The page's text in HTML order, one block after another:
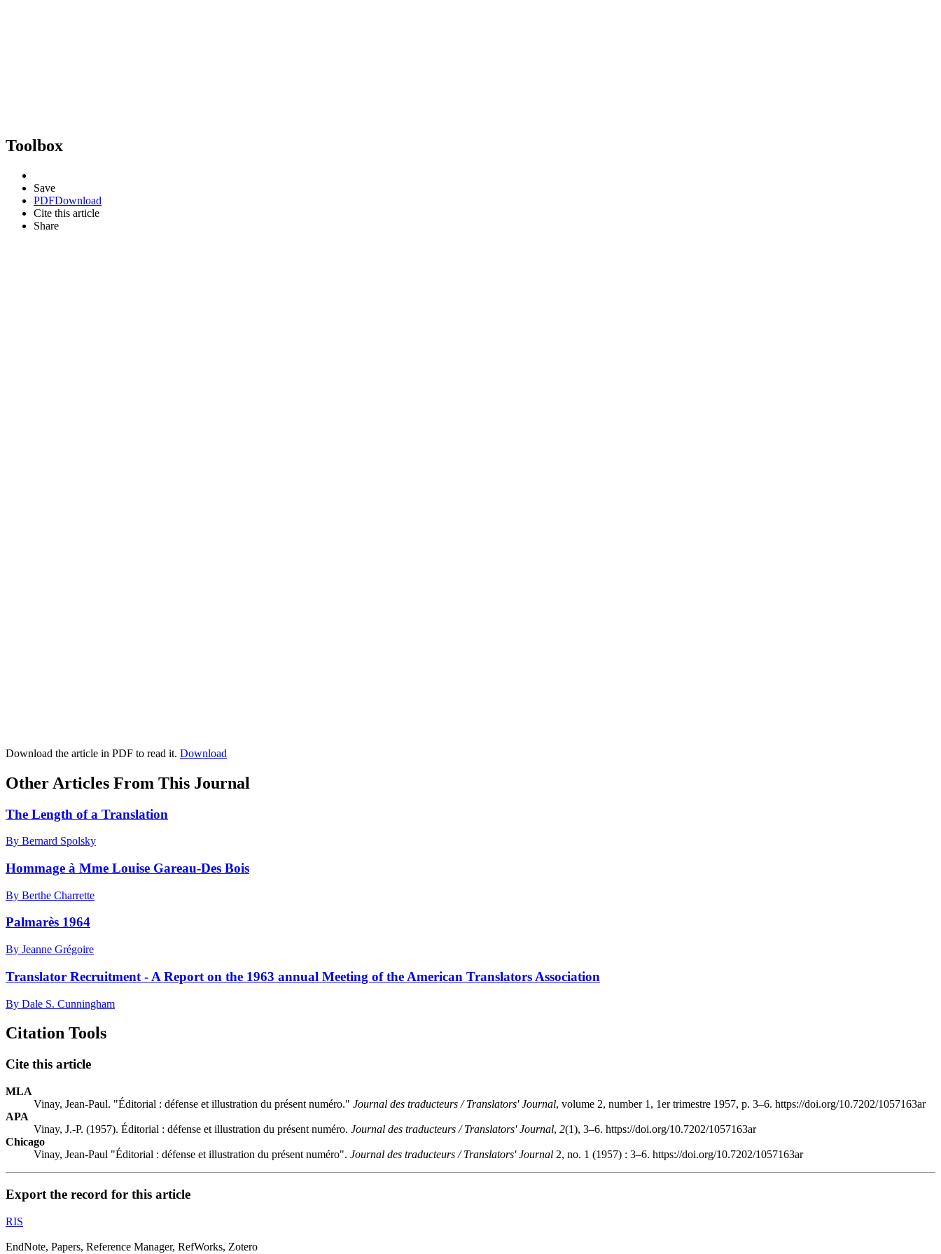
Toolbox
Save
PDFDownload
Cite this article
Share
Download the article in PDF to read it. Download
Other Articles From This Journal
The Length of a Translation
By Bernard Spolsky
Hommage à Mme Louise Gareau-Des Bois
By Berthe Charrette
Palmarès 1964
By Jeanne Grégoire
Translator Recruitment - A Report on the 1963 annual Meeting of the American Translators Association
By Dale S. Cunningham
Citation Tools
Cite this article
MLA
Vinay, Jean-Paul. "Éditorial : défense et illustration du présent numéro." Journal des traducteurs / Translators' Journal, volume 2, number 1, 1er trimestre 1957, p. 3–6. https://doi.org/10.7202/1057163ar
APA
Vinay, J.-P. (1957). Éditorial : défense et illustration du présent numéro. Journal des traducteurs / Translators' Journal, 2(1), 3–6. https://doi.org/10.7202/1057163ar
Chicago
Vinay, Jean-Paul "Éditorial : défense et illustration du présent numéro". Journal des traducteurs / Translators' Journal 2, no. 1 (1957) : 3–6. https://doi.org/10.7202/1057163ar
Export the record for this article
RIS
EndNote, Papers, Reference Manager, RefWorks, Zotero